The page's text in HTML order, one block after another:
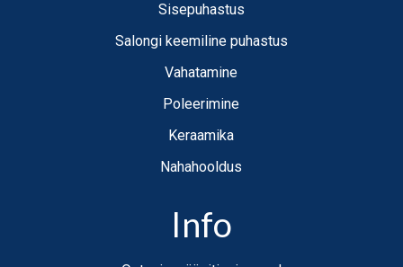
Sisepuhastus
Salongi keemiline puhastus
Vahatamine
Poleerimine
Keraamika
Nahahooldus
Info